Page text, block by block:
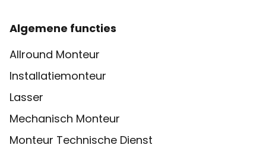
Algemene functies
Allround Monteur
Installatiemonteur
Lasser
Mechanisch Monteur
Monteur Technische Dienst